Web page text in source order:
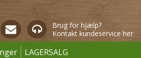
Brug for hjælp?
Kontakt kundeservice her
LAGERSALG